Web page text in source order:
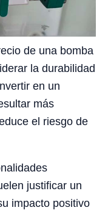
de una bomba
la durabilidad
en un
más
el riesgo de
justificar un
impacto positivo